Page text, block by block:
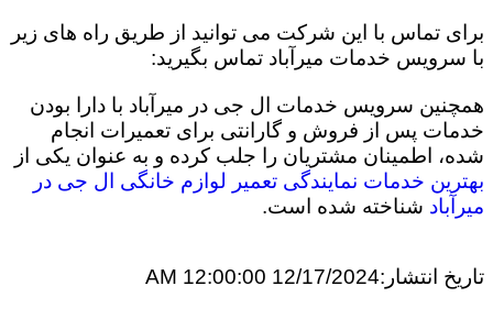
برای تماس با این شرکت می توانید از طریق راه های زیر
با سرویس خدمات میرآباد تماس بگیرید:
همچنین سرویس خدمات ال جی در میرآباد با دارا بودن
خدمات پس از فروش و گارانتی برای تعمیرات انجام
شده، اطمینان مشتریان را جلب کرده و به عنوان یکی از
بهترین خدمات نمایندگی تعمیر لوازم خانگی ال جی در
میرآباد شناخته شده است.
تاریخ انتشار:12/17/2024 12:00:00 AM